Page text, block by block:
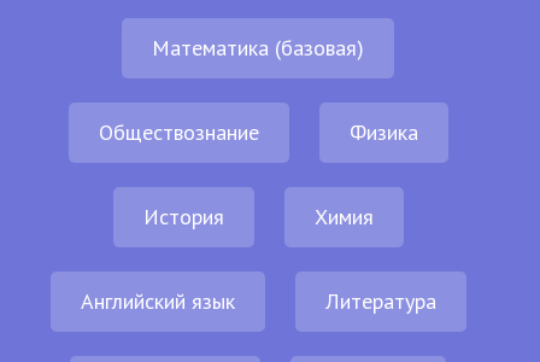
Математика (базовая)
Обществознание Физика
История Химия
Английский язык Литература